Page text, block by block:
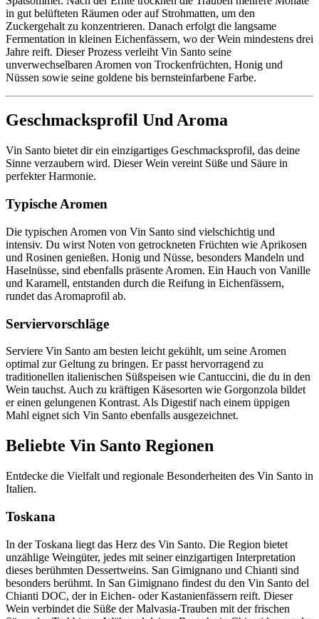
in gut belüfteten Räumen oder auf Strohmatten, um den
Zuckergehalt zu konzentrieren. Danach erfolgt die langsame
Fermentation in kleinen Eichenfässern, wo der Wein mindestens drei
Jahre reift. Dieser Prozess verleiht Vin Santo seine
unverwechselbaren Aromen von Trockenfrüchten, Honig und
Nüssen sowie seine goldene bis bernsteinfarbene Farbe.
Geschmacksprofil Und Aroma
Vin Santo bietet dir ein einzigartiges Geschmacksprofil, das deine
Sinne verzaubern wird. Dieser Wein vereint Süße und Säure in
perfekter Harmonie.
Typische Aromen
Die typischen Aromen von Vin Santo sind vielschichtig und
intensiv. Du wirst Noten von getrockneten Früchten wie Aprikosen
und Rosinen genießen. Honig und Nüsse, besonders Mandeln und
Haselnüsse, sind ebenfalls präsente Aromen. Ein Hauch von Vanille
und Karamell, entstanden durch die Reifung in Eichenfässern,
rundet das Aromaprofil ab.
Serviervorschläge
Serviere Vin Santo am besten leicht gekühlt, um seine Aromen
optimal zur Geltung zu bringen. Er passt hervorragend zu
traditionellen italienischen Süßspeisen wie Cantuccini, die du in den
Wein tauchst. Auch zu kräftigen Käsesorten wie Gorgonzola bildet
er einen gelungenen Kontrast. Als Digestif nach einem üppigen
Mahl eignet sich Vin Santo ebenfalls ausgezeichnet.
Beliebte Vin Santo Regionen
Entdecke die Vielfalt und regionale Besonderheiten des Vin Santo in
Italien.
Toskana
In der Toskana liegt das Herz des Vin Santo. Die Region bietet
unzählige Weingüter, jedes mit seiner einzigartigen Interpretation
dieses berühmten Dessertweins. San Gimignano und Chianti sind
besonders berühmt. In San Gimignano findest du den Vin Santo del
Chianti DOC, der in Eichen- oder Kastanienfässern reift. Dieser
Wein verbindet die Süße der Malvasia-Trauben mit der frischen